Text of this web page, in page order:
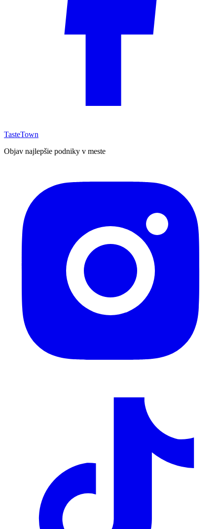
TasteTown
Objav najlepšie podniky v meste